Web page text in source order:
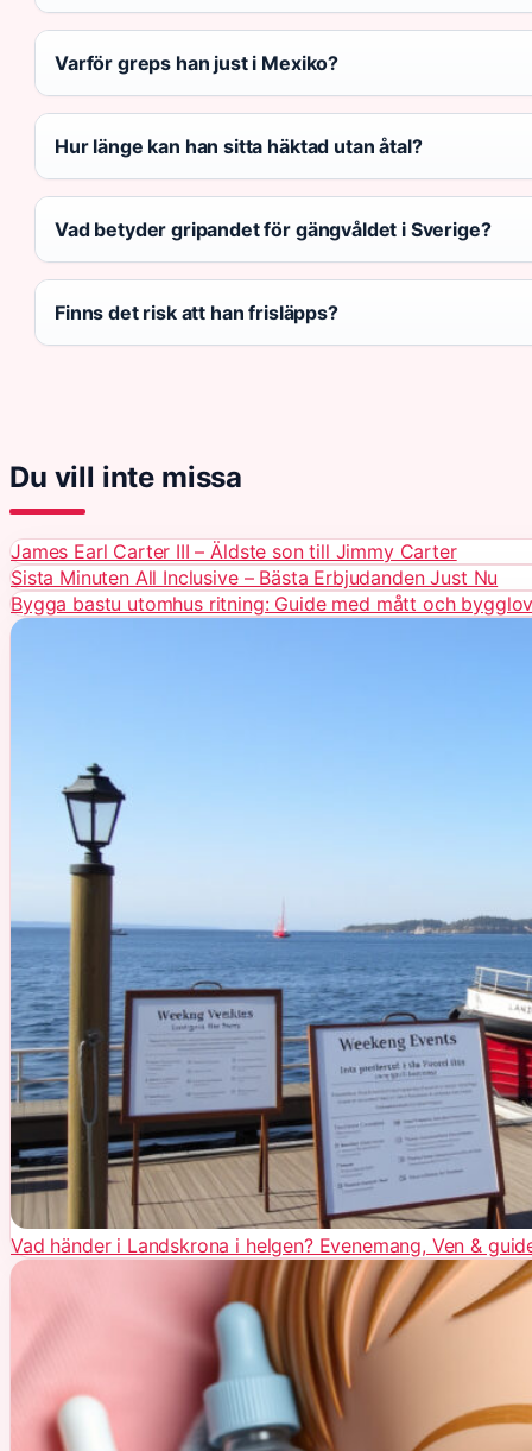
Varför greps han just i Mexiko?
Hur länge kan han sitta häktad utan åtal?
Vad betyder gripandet för gängvåldet i Sverige?
Finns det risk att han frisläpps?
Du vill inte missa
James Earl Carter III – Äldste son till Jimmy Carter
Sista Minuten All Inclusive – Bästa Erbjudanden Just Nu
Bygga bastu utomhus ritning: Guide med mått och
Vad händer i Landskrona i helgen? Evenemang, Ven &